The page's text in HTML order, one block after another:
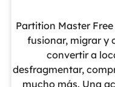
Partition Master
fusionar, migrar y
convertir a
desfragmentar,
mucho más. Una